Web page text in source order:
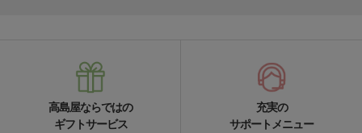
高島屋ならではの
ギフトサービス
充実の
サポートメニュー